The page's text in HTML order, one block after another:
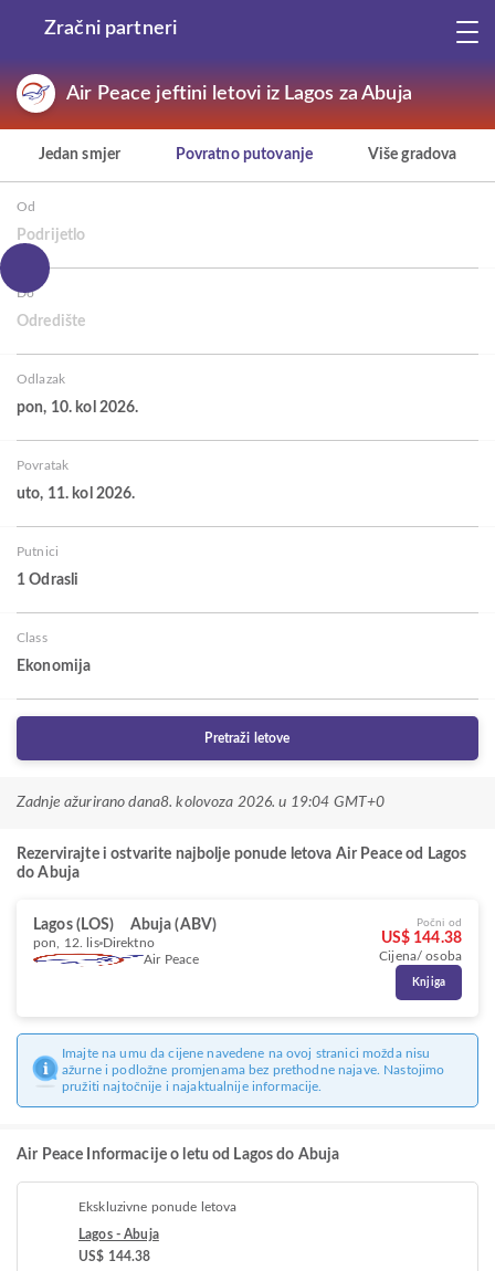
Zračni partneri
Air Peace jeftini letovi iz Lagos za Abuja
Jedan smjer Povratno putovanje Više gradova
Od
Podrijetlo
Do
Odredište
Odlazak
pon, 10. kol 2026.
Povratak
uto, 11. kol 2026.
Putnici
1 Odrasli
Class
Ekonomija
Pretraži letove
Zadnje ažurirano dana8. kolovoza 2026. u 19:04 GMT+0
Rezervirajte i ostvarite najbolje ponude letova Air Peace od Lagos
do Abuja
Lagos (LOS) Abuja (ABV)
pon, 12. lis Direktno
Air Peace
Počni od
US$ 144.38
Cijena/ osoba
Knjiga
Imajte na umu da cijene navedene na ovoj stranici možda nisu
ažurne i podložne promjenama bez prethodne najave. Nastojimo
pružiti najtočnije i najaktualnije informacije.
Air Peace Informacije o letu od Lagos do Abuja
Ekskluzivne ponude letova
Lagos - Abuja
US$ 144.38